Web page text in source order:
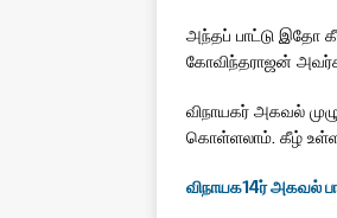
அந்தப் பாட்டு இதோ
கோவிந்தராஜன்
விநாயகர் அகவல்
கொள்ளலாம். கீழ் உள்ள
விநாயக14ர் அகவல்